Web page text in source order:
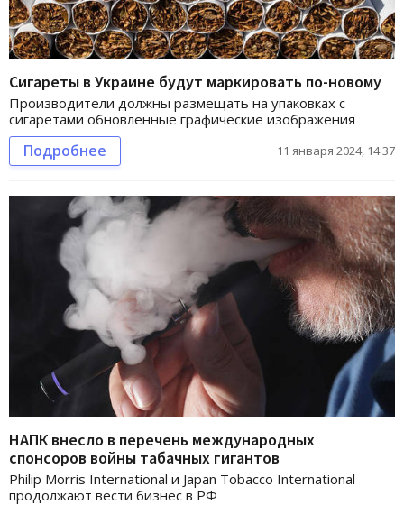
Сигареты в Украине будут маркировать по-новому
Производители должны размещать на упаковках с
сигаретами обновленные графические изображения
Подробнее 11 января 2024, 14:37
НАПК внесло в перечень международных
спонсоров войны табачных гигантов
Philip Morris International и Japan Tobacco International
продолжают вести бизнес в РФ